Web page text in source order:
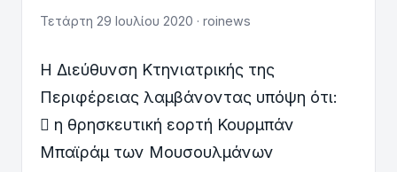
Τετάρτη 29 Ιουλίου 2020 · roinews
Η Διεύθυνση Κτηνιατρικής της
Περιφέρειας λαμβάνοντας υπόψη ότι:
 η θρησκευτική εορτή Κουρμπάν
Μπαϊράμ των Μουσουλμάνων